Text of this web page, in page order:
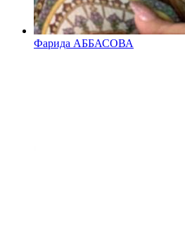
Фарида АББАСОВА